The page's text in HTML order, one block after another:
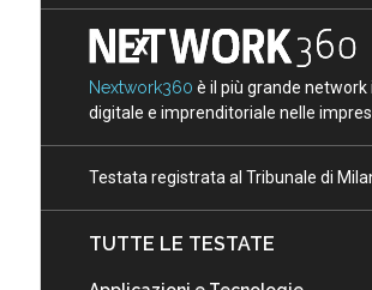
Nextwork360 è il più grande
digitale e imprenditoriale nelle
Testata registrata al Tribunale di
TUTTE LE TESTATE